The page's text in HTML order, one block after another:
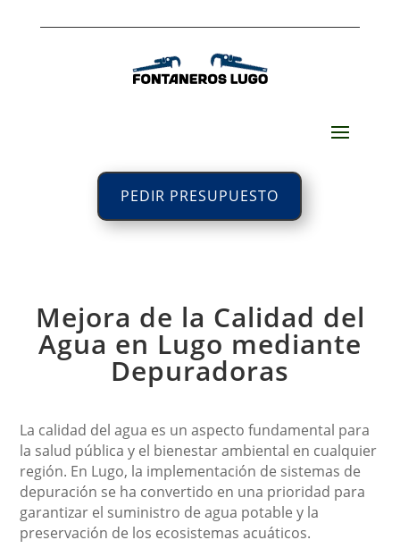
PEDIR PRESUPUESTO
Mejora de la Calidad del
Agua en Lugo mediante
Depuradoras
La calidad del agua es un aspecto fundamental para
la salud pública y el bienestar ambiental en cualquier
región. En Lugo, la implementación de sistemas de
depuración se ha convertido en una prioridad para
garantizar el suministro de agua potable y la
preservación de los ecosistemas acuáticos.